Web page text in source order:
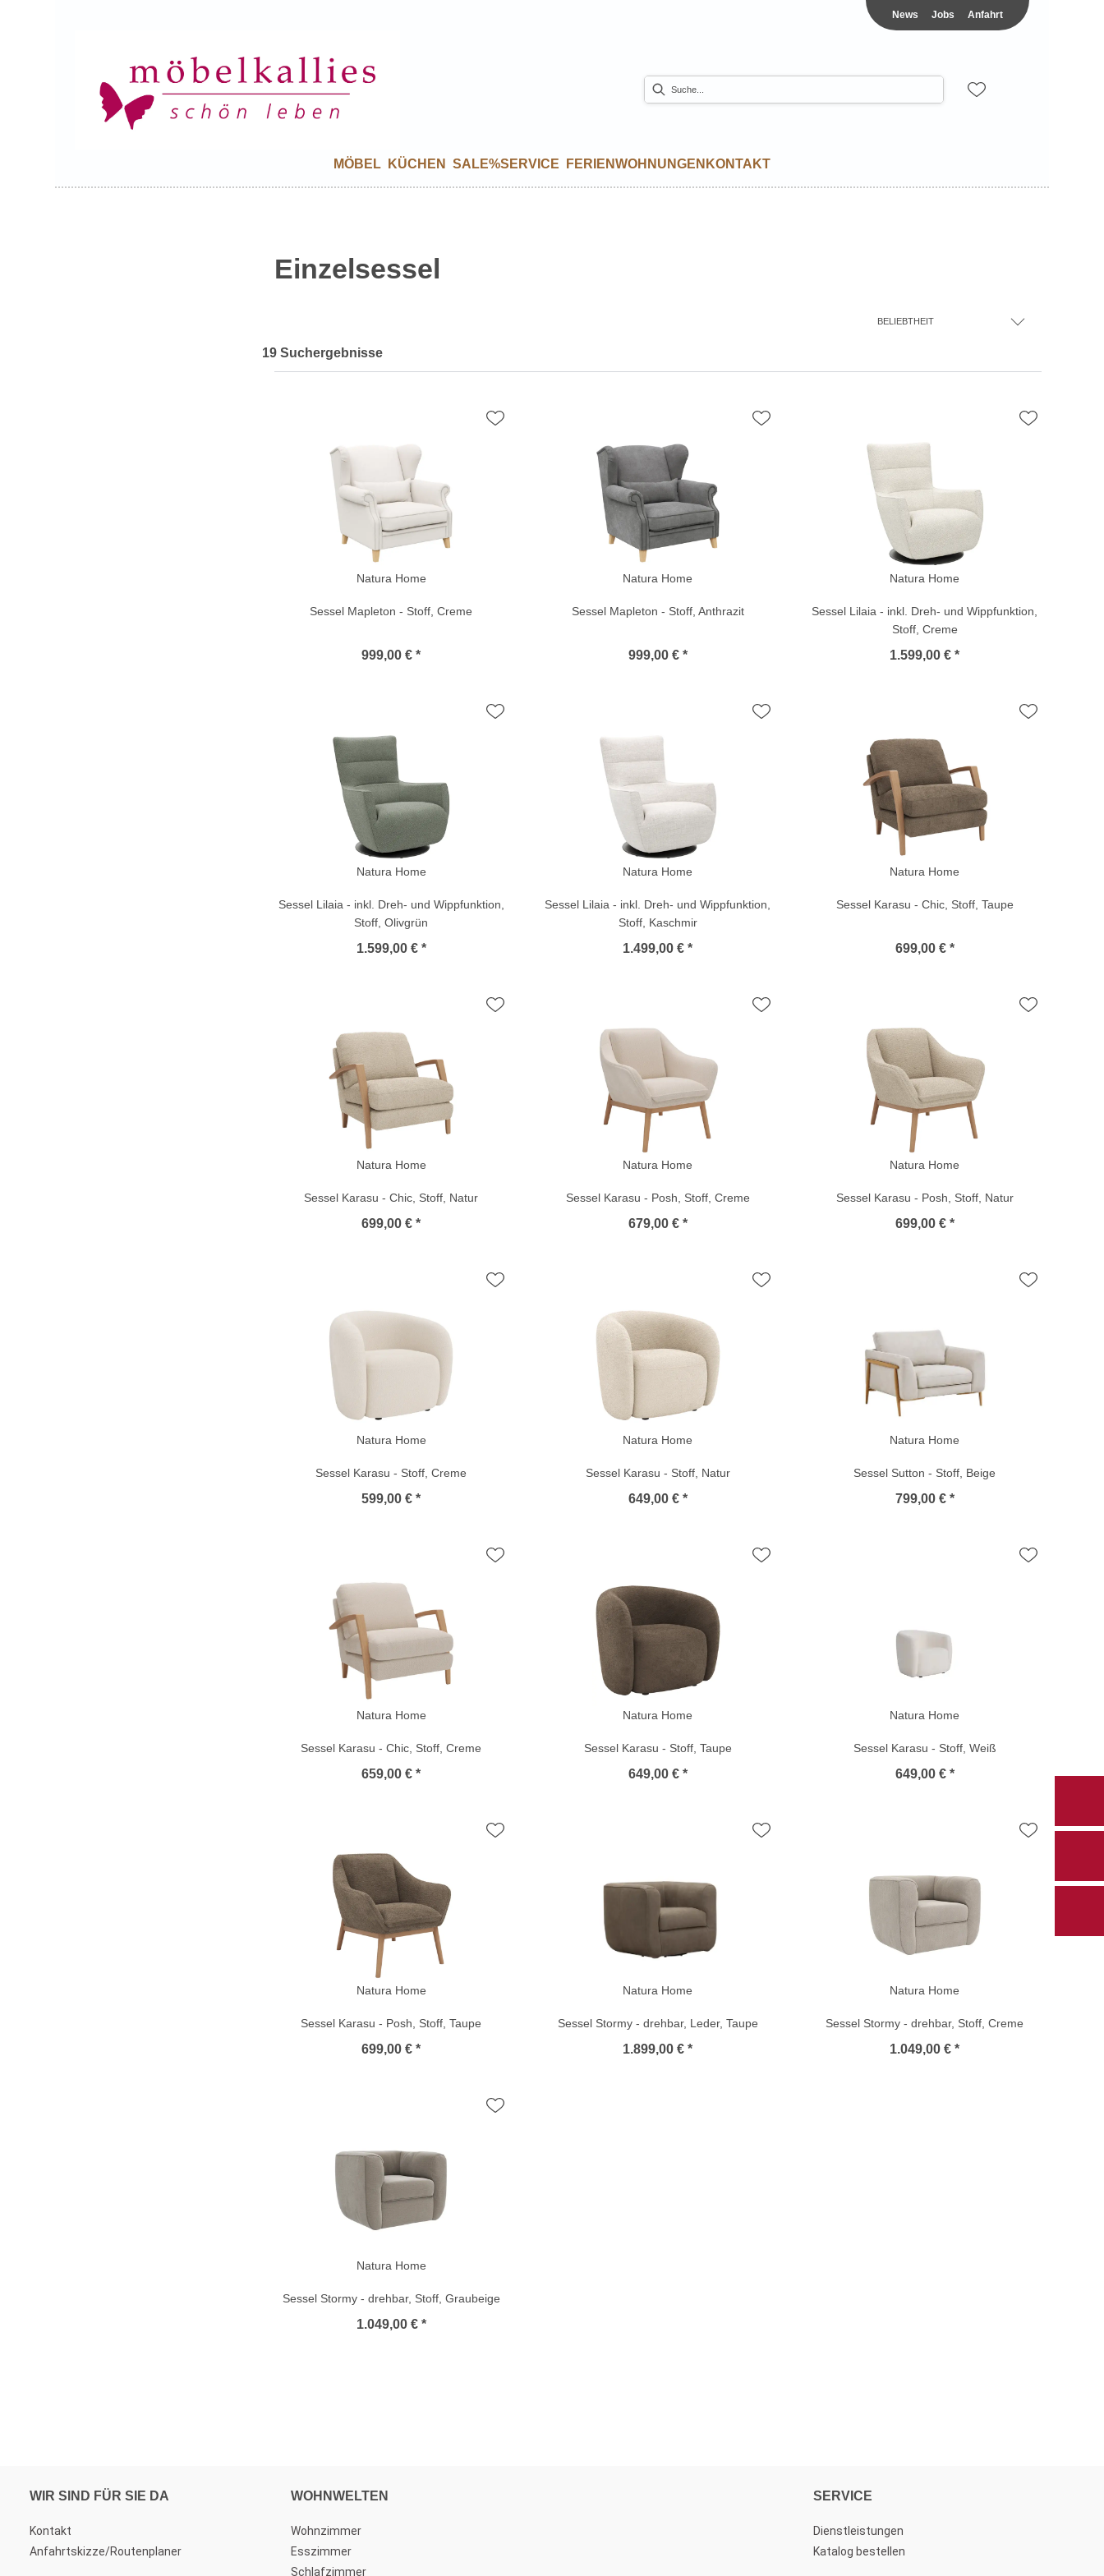
News Jobs Anfahrt
MÖBEL KÜCHEN SALE%SERVICE FERIENWOHNUNGEN KONTAKT
Einzelsessel
BELIEBTHEIT
19 Suchergebnisse
Natura Home
Sessel Mapleton - Stoff, Creme
999,00 € *
Natura Home
Sessel Mapleton - Stoff, Anthrazit
999,00 € *
Natura Home
Sessel Lilaia - inkl. Dreh- und Wippfunktion,
Stoff, Creme
1.599,00 € *
Natura Home
Sessel Lilaia - inkl. Dreh- und Wippfunktion,
Stoff, Olivgrün
1.599,00 € *
Natura Home
Sessel Lilaia - inkl. Dreh- und Wippfunktion,
Stoff, Kaschmir
1.499,00 € *
Natura Home
Sessel Karasu - Chic, Stoff, Taupe
699,00 € *
Natura Home
Sessel Karasu - Chic, Stoff, Natur
699,00 € *
Natura Home
Sessel Karasu - Posh, Stoff, Creme
679,00 € *
Natura Home
Sessel Karasu - Posh, Stoff, Natur
699,00 € *
Natura Home
Sessel Karasu - Stoff, Creme
599,00 € *
Natura Home
Sessel Karasu - Stoff, Natur
649,00 € *
Natura Home
Sessel Sutton - Stoff, Beige
799,00 € *
Natura Home
Sessel Karasu - Chic, Stoff, Creme
659,00 € *
Natura Home
Sessel Karasu - Stoff, Taupe
649,00 € *
Natura Home
Sessel Karasu - Stoff, Weiß
649,00 € *
Natura Home
Sessel Karasu - Posh, Stoff, Taupe
699,00 € *
Natura Home
Sessel Stormy - drehbar, Leder, Taupe
1.899,00 € *
Natura Home
Sessel Stormy - drehbar, Stoff, Creme
1.049,00 € *
Natura Home
Sessel Stormy - drehbar, Stoff, Graubeige
1.049,00 € *
WIR SIND FÜR SIE DA
Kontakt
Anfahrtskizze/Routenplaner
WOHNWELTEN
Wohnzimmer
Esszimmer
Schlafzimmer
SERVICE
Dienstleistungen
Katalog bestellen